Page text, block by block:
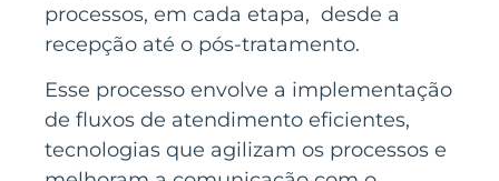
processos, em cada etapa, desde a
recepção até o pós-tratamento.
Esse processo envolve a implementação
de fluxos de atendimento eficientes,
tecnologias que agilizam os processos e